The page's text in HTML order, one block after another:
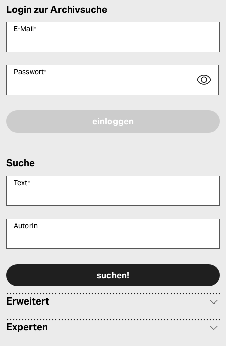
Login zur Archivsuche
E-Mail*
Passwort*
Suche
Text*
AutorIn
Erweitert
Experten